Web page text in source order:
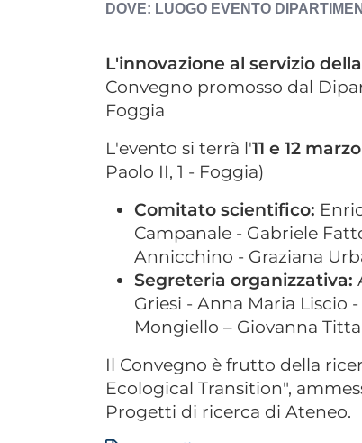
LUOGO EVENTO
L'innovazione al servizio
Convegno promosso dal
Foggia
L'evento si terrà l'11 e 12
Paolo II, 1 - Foggia)
Comitato scientifico:
Campanale - Gabriele
Annicchino - Graziana
Segreteria organizzativa:
Griesi - Anna Maria Liscio
Mongiello – Giovanna
Il Convegno è frutto della
Ecological Transition",
Progetti di ricerca di Ateneo.